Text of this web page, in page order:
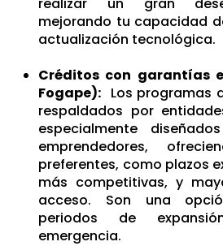
mejorando tu capacidad
actualización tecnológica.
Créditos con garantías
Fogape): Los programas
respaldados por
especialmente
emprendedores,
preferentes, como plazos
más competitivas, y
acceso. Son una
periodos de
emergencia.